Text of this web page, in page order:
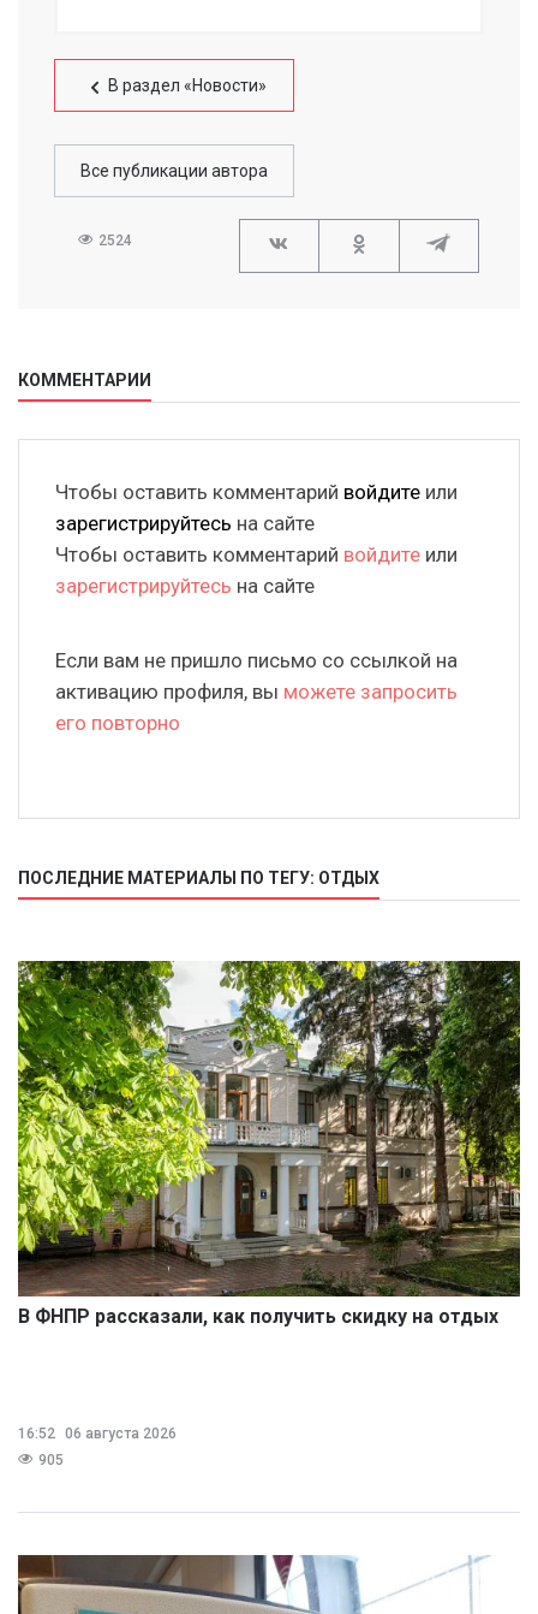
В раздел «Новости»
Все публикации автора
2524
КОММЕНТАРИИ
Чтобы оставить комментарий войдите или
зарегистрируйтесь на сайте
Чтобы оставить комментарий войдите или
зарегистрируйтесь на сайте
Если вам не пришло письмо со ссылкой на
активацию профиля, вы можете запросить
его повторно
ПОСЛЕДНИЕ МАТЕРИАЛЫ ПО ТЕГУ: ОТДЫХ
В ФНПР рассказали, как получить скидку на отдых
16:52 06 августа 2026
905